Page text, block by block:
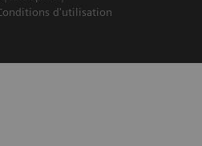
d'utilisation